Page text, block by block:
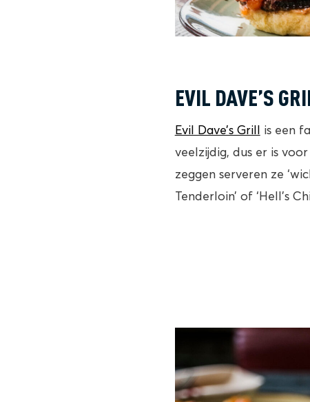
EVIL DAVE’S
Evil Dave’s Grill
is een
veelzijdig, dus er is
zeggen serveren ze
Tenderloin’ of ‘Hell’s